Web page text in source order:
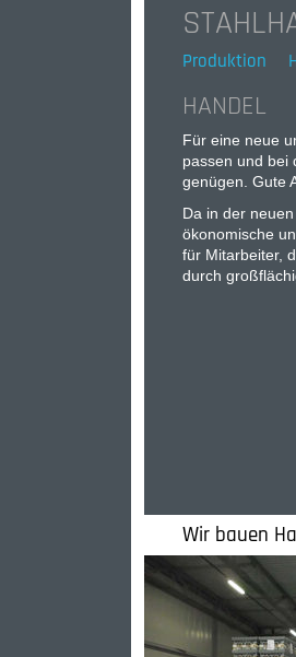
Produktion
HANDEL
Für eine neue
passen und bei
genügen. Gute
Da in der
ökonomische
für Mitarbeiter,
durch
Wir bauen